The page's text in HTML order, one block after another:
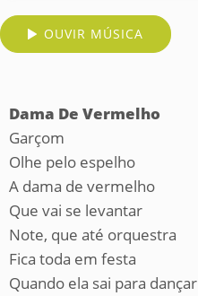
OUVIR MÚSICA
Dama De Vermelho
Garçom
Olhe pelo espelho
A dama de vermelho
Que vai se levantar
Note, que até orquestra
Fica toda em festa
Quando ela sai para dançar